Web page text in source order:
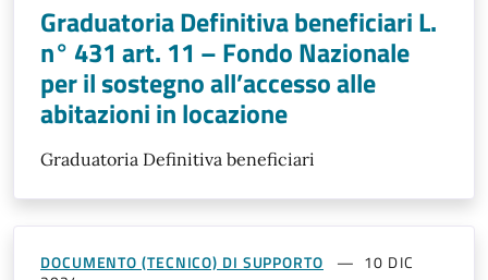
Graduatoria Definitiva beneficiari L.
n° 431 art. 11 – Fondo Nazionale
per il sostegno all’accesso alle
abitazioni in locazione
Graduatoria Definitiva beneficiari
DOCUMENTO (TECNICO) DI SUPPORTO
10 DIC